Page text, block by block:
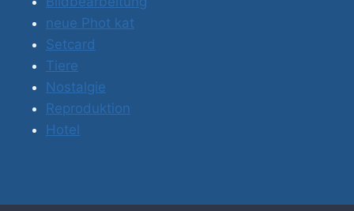
neue Phot kat
Setcard
Tiere
Nostalgie
Reproduktion
Hotel